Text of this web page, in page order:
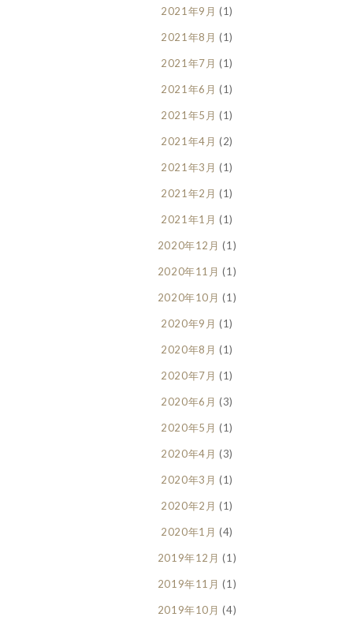
2021年9月 (1)
2021年8月 (1)
2021年7月 (1)
2021年6月 (1)
2021年5月 (1)
2021年4月 (2)
2021年3月 (1)
2021年2月 (1)
2021年1月 (1)
2020年12月 (1)
2020年11月 (1)
2020年10月 (1)
2020年9月 (1)
2020年8月 (1)
2020年7月 (1)
2020年6月 (3)
2020年5月 (1)
2020年4月 (3)
2020年3月 (1)
2020年2月 (1)
2020年1月 (4)
2019年12月 (1)
2019年11月 (1)
2019年10月 (4)